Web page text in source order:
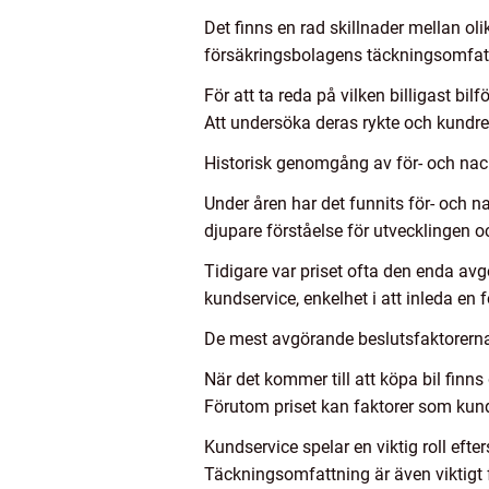
Det finns en rad skillnader mellan
försäkringsbolagens
För att ta reda på vilken billigast
Att undersöka deras rykte och
Historisk genomgång av för- och
Under åren har det funnits för- och
djupare förståelse för utvecklingen
Tidigare var priset ofta den enda
kundservice, enkelhet i att inleda
De mest avgörande
När det kommer till att köpa bil
Förutom priset kan faktorer som
Kundservice spelar en viktig roll
Täckningsomfattning är även